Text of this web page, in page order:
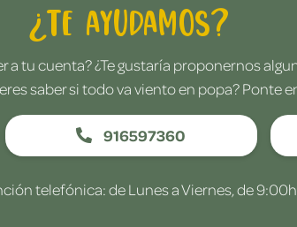
¿Te ayudamos?
a tu cuenta? ¿Te gustaría proponernos
saber si todo va viento en popa? Ponte
916597360
telefónica: de Lunes a Viernes, de